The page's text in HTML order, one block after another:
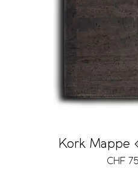
Kork Mappe
CHF